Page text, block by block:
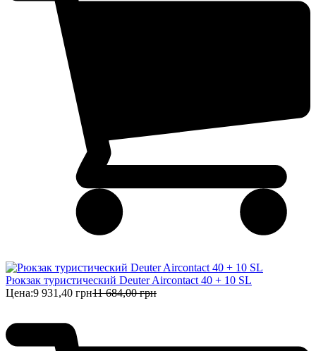
Рюкзак туристический Deuter Aircontact 40 + 10 SL
Цена:9 931,40 грн11 684,00 грн